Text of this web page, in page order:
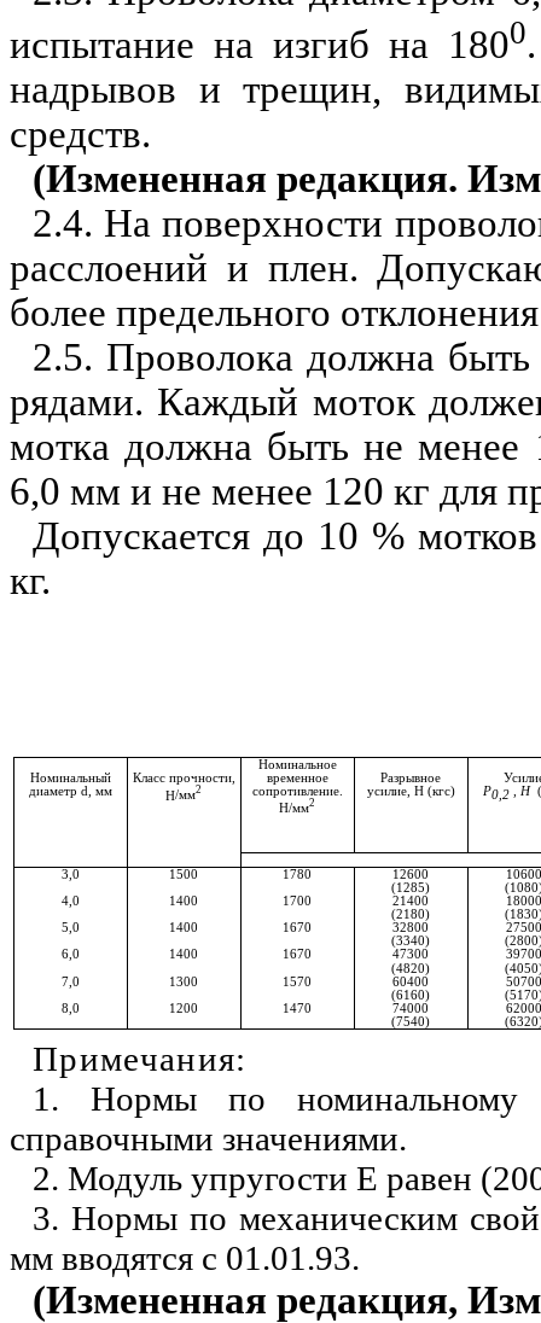
испытание на изгиб на 1800
надрывов и трещин,
средств.
(Измененная редакция.
2.4. На поверхности
расслоений и плен.
более предельного
2.5. Проволока должна
рядами. Каждый моток
мотка должна быть не менее
6,0 мм и не менее 120 кг для
Допускается до 10 %
кг.
Номинальный
диаметр d мм
Класс прочности,
H/мм2
Номинальное
временное
сопротив­ление.
Н/мм2
Разрывное
усилие, Н (кгс)
P0,2 H
3,0 1500 1780 12600
(1285)
4,0
1400 1700 21400
(2180)
5,0
1400 1670 32800
(3340)
6,0
1400 1670 47300
(4820)
7,0
1300 1570 60400
(6160)
8,0
1200 1470 74000
(7540)
Примечания:
1. Нормы по номинальному
справочными значениями.
2. Модуль упругости Е равен
3. Нормы по механическим
мм вводятся с 01.01.93.
(Измененная редакция,